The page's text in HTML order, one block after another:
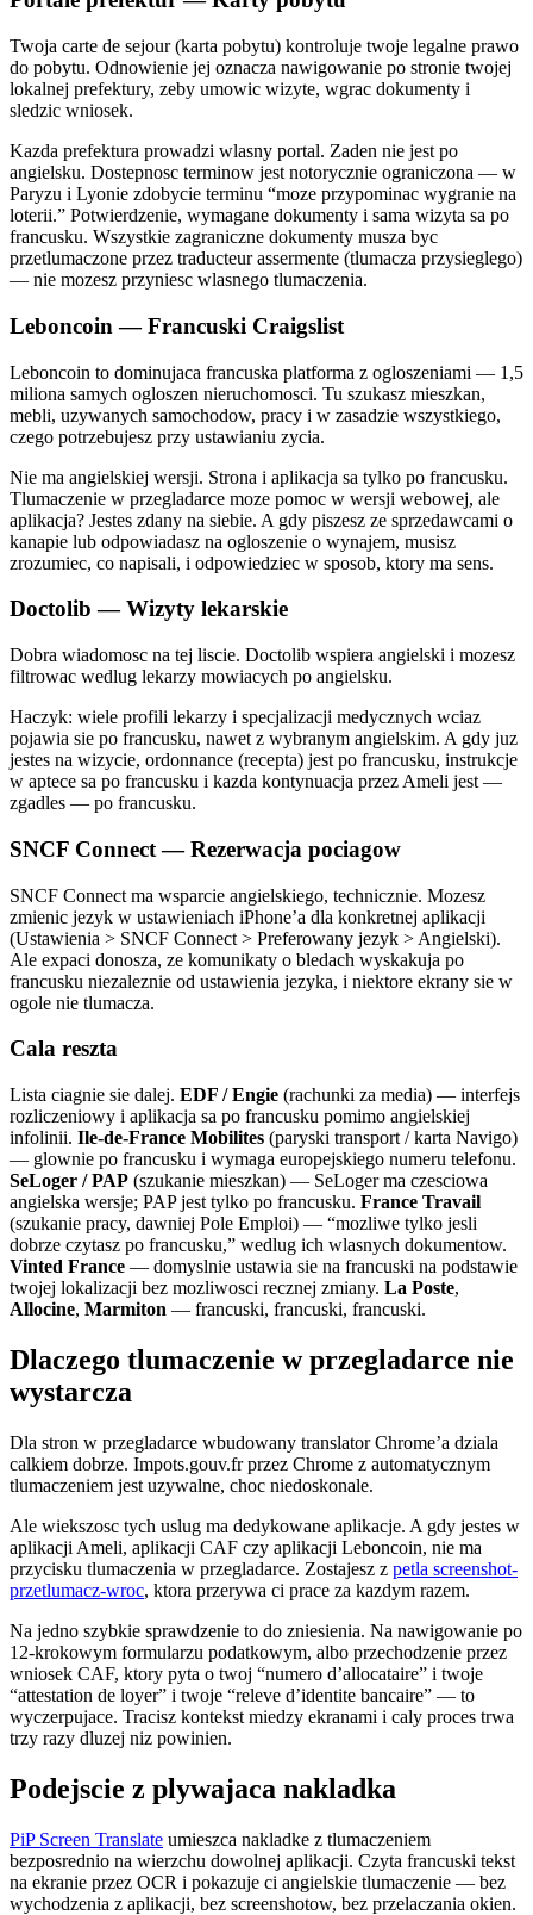
Twoja carte de sejour (karta pobytu) kontroluje twoje legalne prawo
do pobytu. Odnowienie jej oznacza nawigowanie po stronie twojej
lokalnej prefektury, zeby umowic wizyte, wgrac dokumenty i
sledzic wniosek.
Kazda prefektura prowadzi wlasny portal. Zaden nie jest po
angielsku. Dostepnosc terminow jest notorycznie ograniczona — w
Paryzu i Lyonie zdobycie terminu “moze przypominac wygranie na
loterii.” Potwierdzenie, wymagane dokumenty i sama wizyta sa po
francusku. Wszystkie zagraniczne dokumenty musza byc
przetlumaczone przez traducteur assermente (tlumacza przysieglego)
— nie mozesz przyniesc wlasnego tlumaczenia.
Leboncoin — Francuski Craigslist
Leboncoin to dominujaca francuska platforma z ogloszeniami — 1,5
miliona samych ogloszen nieruchomosci. Tu szukasz mieszkan,
mebli, uzywanych samochodow, pracy i w zasadzie wszystkiego,
czego potrzebujesz przy ustawianiu zycia.
Nie ma angielskiej wersji. Strona i aplikacja sa tylko po francusku.
Tlumaczenie w przegladarce moze pomoc w wersji webowej, ale
aplikacja? Jestes zdany na siebie. A gdy piszesz ze sprzedawcami o
kanapie lub odpowiadasz na ogloszenie o wynajem, musisz
zrozumiec, co napisali, i odpowiedziec w sposob, ktory ma sens.
Doctolib — Wizyty lekarskie
Dobra wiadomosc na tej liscie. Doctolib wspiera angielski i mozesz
filtrowac wedlug lekarzy mowiacych po angielsku.
Haczyk: wiele profili lekarzy i specjalizacji medycznych wciaz
pojawia sie po francusku, nawet z wybranym angielskim. A gdy juz
jestes na wizycie, ordonnance (recepta) jest po francusku, instrukcje
w aptece sa po francusku i kazda kontynuacja przez Ameli jest —
zgadles — po francusku.
SNCF Connect — Rezerwacja pociagow
SNCF Connect ma wsparcie angielskiego, technicznie. Mozesz
zmienic jezyk w ustawieniach iPhone’a dla konkretnej aplikacji
(Ustawienia > SNCF Connect > Preferowany jezyk > Angielski).
Ale expaci donosza, ze komunikaty o bledach wyskakuja po
francusku niezaleznie od ustawienia jezyka, i niektore ekrany sie w
ogole nie tlumacza.
Cala reszta
Lista ciagnie sie dalej. EDF / Engie (rachunki za media) — interfejs
rozliczeniowy i aplikacja sa po francusku pomimo angielskiej
infolinii. Ile-de-France Mobilites (paryski transport / karta Navigo)
— glownie po francusku i wymaga europejskiego numeru telefonu.
SeLoger / PAP (szukanie mieszkan) — SeLoger ma czesciowa
angielska wersje; PAP jest tylko po francusku. France Travail
(szukanie pracy, dawniej Pole Emploi) — “mozliwe tylko jesli
dobrze czytasz po francusku,” wedlug ich wlasnych dokumentow.
Vinted France — domyslnie ustawia sie na francuski na podstawie
twojej lokalizacji bez mozliwosci recznej zmiany. La Poste,
Allocine, Marmiton — francuski, francuski, francuski.
Dlaczego tlumaczenie w przegladarce nie
wystarcza
Dla stron w przegladarce wbudowany translator Chrome’a dziala
calkiem dobrze. Impots.gouv.fr przez Chrome z automatycznym
tlumaczeniem jest uzywalne, choc niedoskonale.
Ale wiekszosc tych uslug ma dedykowane aplikacje. A gdy jestes w
aplikacji Ameli, aplikacji CAF czy aplikacji Leboncoin, nie ma
przycisku tlumaczenia w przegladarce. Zostajesz z petla screenshot-
przetlumacz-wroc, ktora przerywa ci prace za kazdym razem.
Na jedno szybkie sprawdzenie to do zniesienia. Na nawigowanie po
12-krokowym formularzu podatkowym, albo przechodzenie przez
wniosek CAF, ktory pyta o twoj “numero d’allocataire” i twoje
“attestation de loyer” i twoje “releve d’identite bancaire” — to
wyczerpujace. Tracisz kontekst miedzy ekranami i caly proces trwa
trzy razy dluzej niz powinien.
Podejscie z plywajaca nakladka
PiP Screen Translate umieszca nakladke z tlumaczeniem
bezposrednio na wierzchu dowolnej aplikacji. Czyta francuski tekst
na ekranie przez OCR i pokazuje ci angielskie tlumaczenie — bez
wychodzenia z aplikacji, bez screenshotow, bez przelaczania okien.